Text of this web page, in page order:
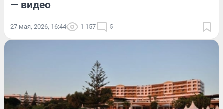
— видео
27 мая, 2026, 16:44 1 157 5